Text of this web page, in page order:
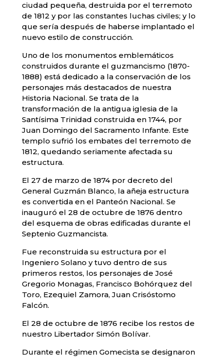
ciudad pequeña, destruida por el terremoto
de 1812 y por las constantes luchas civiles; y lo
que sería después de haberse implantado el
nuevo estilo de construcción.
Uno de los monumentos emblemáticos
construidos durante el guzmancismo (1870-
1888) está dedicado a la conservación de los
personajes más destacados de nuestra
Historia Nacional. Se trata de la
transformación de la antigua iglesia de la
Santísima Trinidad construida en 1744, por
Juan Domingo del Sacramento Infante. Este
templo sufrió los embates del terremoto de
1812, quedando seriamente afectada su
estructura.
El 27 de marzo de 1874 por decreto del
General Guzmán Blanco, la añeja estructura
es convertida en el Panteón Nacional. Se
inauguró el 28 de octubre de 1876 dentro
del esquema de obras edificadas durante el
Septenio Guzmancista.
Fue reconstruida su estructura por el
Ingeniero Solano y tuvo dentro de sus
primeros restos, los personajes de José
Gregorio Monagas, Francisco Bohórquez del
Toro, Ezequiel Zamora, Juan Crisóstomo
Falcón.
El 28 de octubre de 1876 recibe los restos de
nuestro Libertador Simón Bolívar.
Durante el régimen Gomecista se designaron